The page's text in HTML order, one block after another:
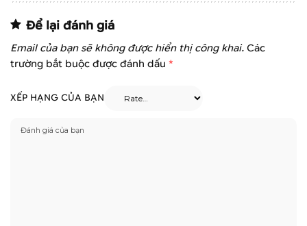
Để lại đánh giá
Email của bạn sẽ không được hiển thị công khai. Các
trường bắt buộc được đánh dấu *
XẾP HẠNG CỦA BẠN